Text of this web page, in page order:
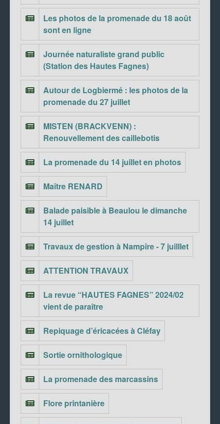
Les photos de la promenade du 18 août
sont en ligne
Journée naturaliste grand public
(Station des Hautes Fagnes)
Autour de Logbiermé : les photos de la
promenade du 27 juillet
MISTEN (BRACKVENN) :
Renouvellement des caillebotis
La promenade du 14 juillet en photos
Maître RENARD
Balade paisible à Beaulou le dimanche
14 juillet
Travaux de gestion à Nampîre - 7 juilllet
ATTENTION TRAVAUX
La revue “HAUTES FAGNES” 2024/02
vient de paraître
Repiquage d’éricacées à Cléfay
Sortie ornithologique
La promenade des marcassins
Flore printanière